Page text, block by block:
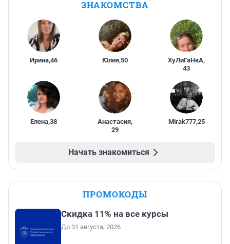
ЗНАКОМСТВА
Ирина,46 Юлия,50 ХуЛиГаНкА,
43
Елена,38 Анастасия,
29
Mirak777,25
Начать знакомиться
ПРОМОКОДЫ
Скидка 11% на все курсы
До 31 августа, 2026